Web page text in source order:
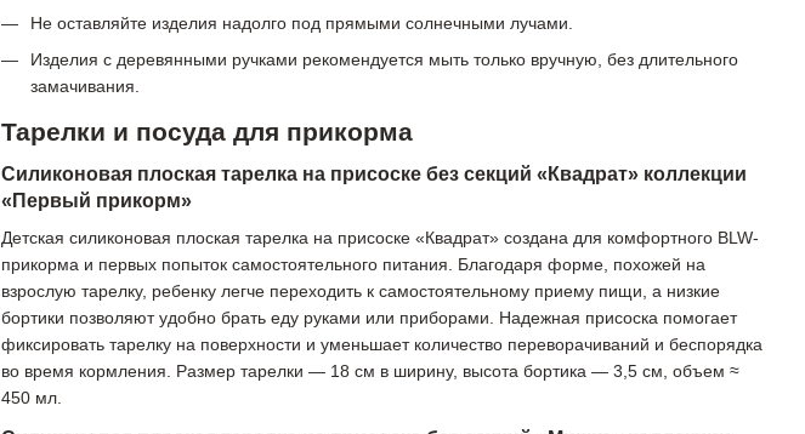
Не оставляйте изделия надолго под прямыми солнечными лучами.
Изделия с деревянными ручками рекомендуется мыть только вручную, без длительного
замачивания.
Тарелки и посуда для прикорма
Силиконовая плоская тарелка на присоске без секций «Квадрат» коллекции
«Первый прикорм»
Детская силиконовая плоская тарелка на присоске «Квадрат» создана для комфортного BLW-
прикорма и первых попыток самостоятельного питания. Благодаря форме, похожей на
взрослую тарелку, ребенку легче переходить к самостоятельному приему пищи, а низкие
бортики позволяют удобно брать еду руками или приборами. Надежная присоска помогает
фиксировать тарелку на поверхности и уменьшает количество переворачиваний и беспорядка
во время кормления. Размер тарелки — 18 см в ширину, высота бортика — 3,5 см, объем ≈
450 мл.